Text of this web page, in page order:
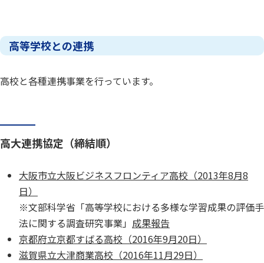
高等学校との連携
高校と各種連携事業を行っています。
高大連携協定（締結順）
大阪市立大阪ビジネスフロンティア高校（2013年8月8
日）
※文部科学省「高等学校における多様な学習成果の評価手
法に関する調査研究事業」 成果報告
京都府立京都すばる高校（2016年9月20日）
滋賀県立大津商業高校（2016年11月29日）